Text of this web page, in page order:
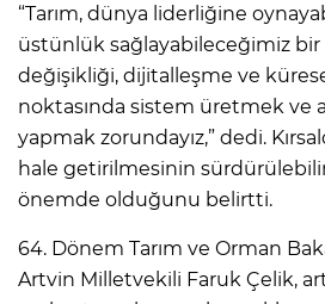
“Tarım, dünya liderliğine
üstünlük sağlayabileceğimiz bir
değişikliği, dijitalleşme ve
noktasında sistem üretmek ve
yapmak zorundayız,” dedi.
hale getirilmesinin
önemde olduğunu belirtti.
64. Dönem Tarım ve Orman
Artvin Milletvekili Faruk Çelik,